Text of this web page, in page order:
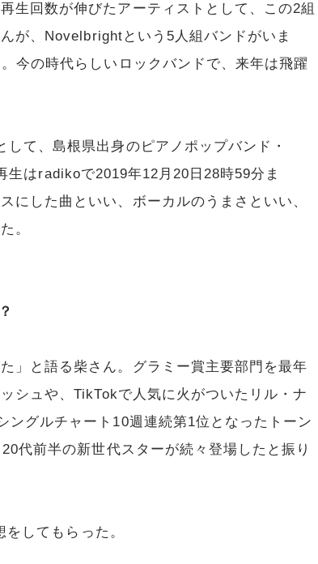
生回数が伸びたアーティストとして、この2組
が、Novelbrightという5人組バンドがいま
今の時代らしいロックバンドで、来年は飛躍
て、島根県出身のピアノポップバンド・
生はradikoで2019年12月20日28時59分ま
にした曲といい、ボーカルのうまさといい、
。
」と語る柴さん。グラミー賞主要部門を最年
シュや、TikTokで人気に火がついたリル・ナ
ングルチャート10週連続第1位となったトーン
代前半の新世代スターが続々登場したと振り
してもらった。